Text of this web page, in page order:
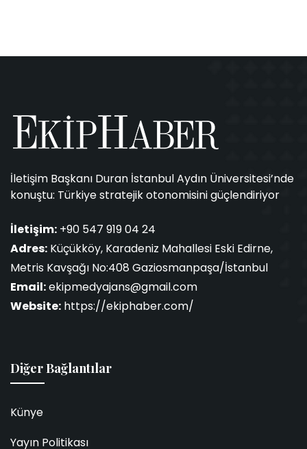
İletişim Başkanı Duran İstanbul Aydın Üniversitesi’nde
konuştu: Türkiye stratejik otonomisini güçlendiriyor
İletişim: +90 547 919 04 24
Adres: Küçükköy, Karadeniz Mahallesi Eski Edirne,
Metris Kavşağı No:408 Gaziosmanpaşa/İstanbul
Email:ekipmedyajans@gmail.com
Website: https://ekiphaber.com/
Diğer Bağlantılar
Künye
Yayın Politikası